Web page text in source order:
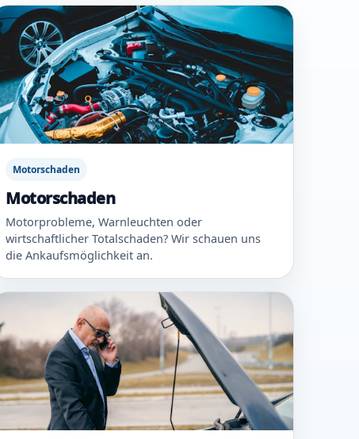
Motorschaden
Motorschaden
Motorprobleme, Warnleuchten oder
wirtschaftlicher Totalschaden? Wir schauen uns
die Ankaufsmöglichkeit an.